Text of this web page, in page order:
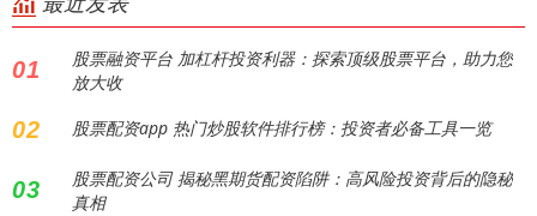
01
股票融资平台 加杠杆投资利器：探索顶级股票平台，助力您
放大收
02 股票配资app 热门炒股软件排行榜：投资者必备工具一览
03
股票配资公司 揭秘黑期货配资陷阱：高风险投资背后的隐秘
真相